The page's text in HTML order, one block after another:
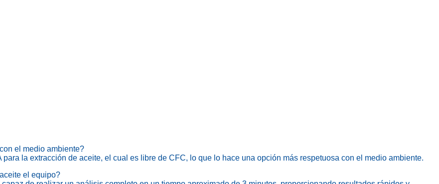
el medio ambiente?
la extracción de aceite, el cual es libre de CFC, lo que lo hace una opción más respetuosa con el medio ambiente.
el equipo?